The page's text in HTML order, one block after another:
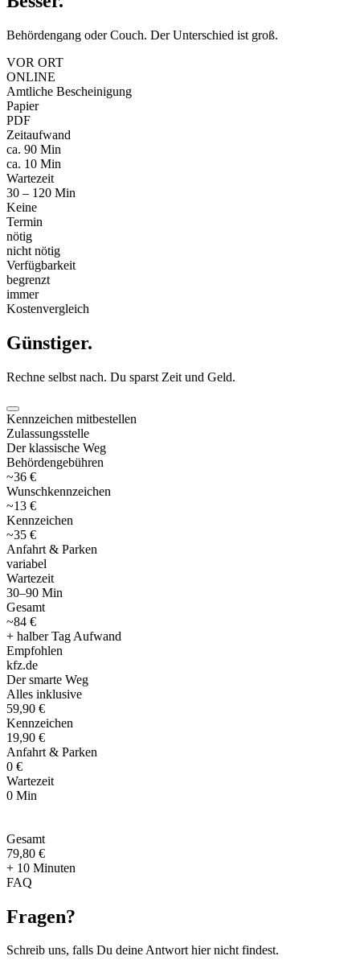
Behördengang oder Couch. Der Unterschied ist groß.
VOR ORT
ONLINE
Amtliche Bescheinigung
Papier
PDF
Zeitaufwand
ca. 90 Min
ca. 10 Min
Wartezeit
30 – 120 Min
Keine
Termin
nötig
nicht nötig
Verfügbarkeit
begrenzt
immer
Kostenvergleich
Günstiger.
Rechne selbst nach. Du sparst Zeit und Geld.
Kennzeichen mitbestellen
Zulassungsstelle
Der klassische Weg
Behördengebühren
~36 €
Wunschkennzeichen
~13 €
Kennzeichen
~35 €
Anfahrt & Parken
variabel
Wartezeit
30–90 Min
Gesamt
~84 €
+ halber Tag Aufwand
Empfohlen
kfz.de
Der smarte Weg
Alles inklusive
59,90 €
Kennzeichen
19,90 €
Anfahrt & Parken
0 €
Wartezeit
0 Min
Gesamt
79,80 €
+ 10 Minuten
FAQ
Fragen?
Schreib uns, falls Du deine Antwort hier nicht findest.